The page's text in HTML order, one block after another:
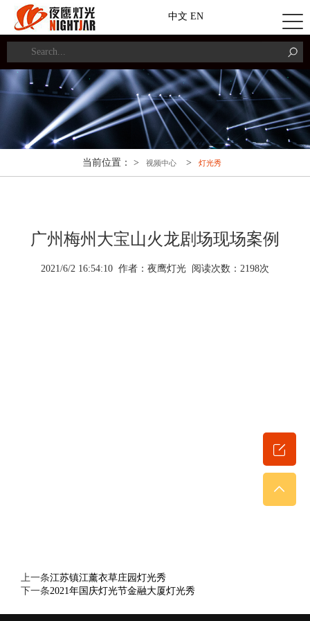
中文 EN
当前位置： > 视频中心 > 灯光秀
广州梅州大宝山火龙剧场现场案例
2021/6/2 16:54:10 作者：夜鹰灯光 阅读次数： 2198次
上一条江苏镇江薰衣草庄园灯光秀
下一条2021年国庆灯光节金融大厦灯光秀